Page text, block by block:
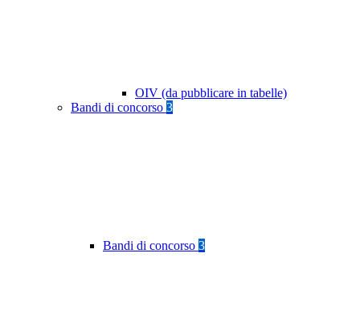
OIV (da pubblicare in tabelle)
Bandi di concorso 3
Bandi di concorso 3